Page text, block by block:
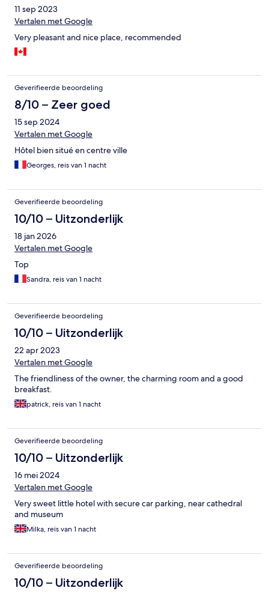
11 sep 2023
Vertalen met Google
Very pleasant and nice place, recommended
Geverifieerde beoordeling
8/10 – Zeer goed
15 sep 2024
Vertalen met Google
Hôtel bien situé en centre ville
Georges, reis van 1 nacht
Geverifieerde beoordeling
10/10 – Uitzonderlijk
18 jan 2026
Vertalen met Google
Top
Sandra, reis van 1 nacht
Geverifieerde beoordeling
10/10 – Uitzonderlijk
22 apr 2023
Vertalen met Google
The friendliness of the owner, the charming room and a good
breakfast.
patrick, reis van 1 nacht
Geverifieerde beoordeling
10/10 – Uitzonderlijk
16 mei 2024
Vertalen met Google
Very sweet little hotel with secure car parking, near cathedral
and museum
Milka, reis van 1 nacht
Geverifieerde beoordeling
10/10 – Uitzonderlijk